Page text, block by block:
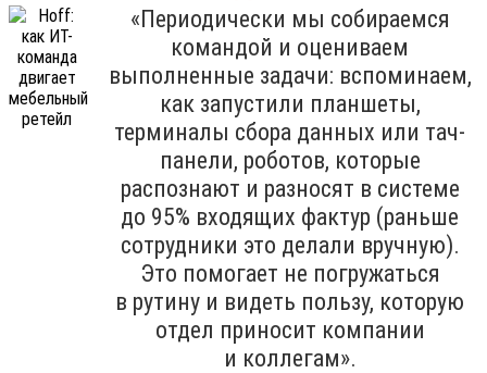
«Периодически мы собираемся
командой и оцениваем
выполненные задачи: вспоминаем,
как запустили планшеты,
терминалы сбора данных или тач-
панели, роботов, которые
распознают и разносят в системе
до 95% входящих фактур (раньше
сотрудники это делали вручную).
Это помогает не погружаться
в рутину и видеть пользу, которую
отдел приносит компании
и коллегам».